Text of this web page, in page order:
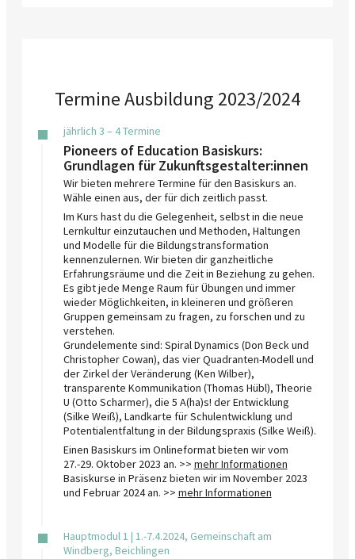
Termine Ausbildung 2023/2024
jährlich 3 – 4 Termine
Pioneers of Education Basiskurs:
Grundlagen für Zukunftsgestalter:innen
Wir bieten mehrere Termine für den Basiskurs an.
Wähle einen aus, der für dich zeitlich passt.
Im Kurs hast du die Gelegenheit, selbst in die neue
Lernkultur einzutauchen und Methoden, Haltungen
und Modelle für die Bildungstransformation
kennenzulernen. Wir bieten dir ganzheitliche
Erfahrungsräume und die Zeit in Beziehung zu gehen.
Es gibt jede Menge Raum für Übungen und immer
wieder Möglichkeiten, in kleineren und größeren
Gruppen gemeinsam zu fragen, zu forschen und zu
verstehen.
Grundelemente sind: Spiral Dynamics (Don Beck und
Christopher Cowan), das vier Quadranten-Modell und
der Zirkel der Veränderung (Ken Wilber),
transparente Kommunikation (Thomas Hübl), Theorie
U (Otto Scharmer), die 5 A(ha)s! der Entwicklung
(Silke Weiß), Landkarte für Schulentwicklung und
Potentialentfaltung in der Bildungspraxis (Silke Weiß).
Einen Basiskurs im Onlineformat bieten wir vom
27.-29. Oktober 2023 an. >> mehr Informationen
Basiskurse in Präsenz bieten wir im November 2023
und Februar 2024 an. >> mehr Informationen
Hauptmodul 1 | 1.-7.4.2024, Gemeinschaft am
Windberg, Beichlingen